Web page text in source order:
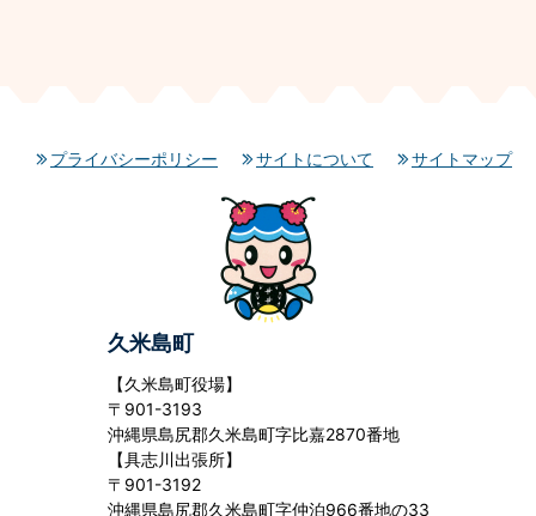
プライバシーポリシー サイトについて サイトマップ
久米島町
【久米島町役場】
〒901-3193
沖縄県島尻郡久米島町字比嘉2870番地
【具志川出張所】
〒901-3192
沖縄県島尻郡久米島町字仲泊966番地の33